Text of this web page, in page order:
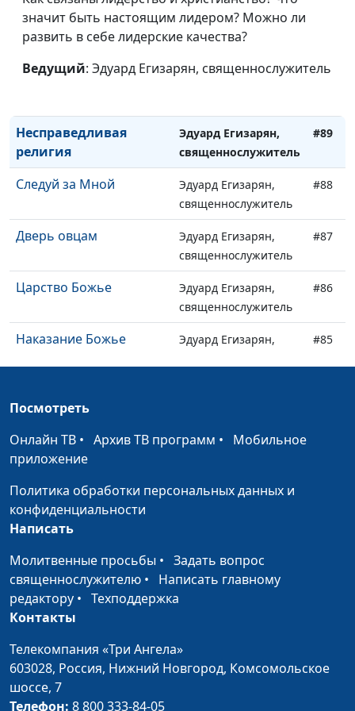
значит быть настоящим лидером? Можно ли
развить в себе лидерские качества?
Ведущий: Эдуард Егизарян, священнослужитель
Эдуард Егизарян,
Настоящая свобода
Несправедливая
религия
Эдуард Егизарян,
священнослужитель
#89
Следуй за Мной
Эдуард Егизарян,
священнослужитель
#88
Дверь овцам
Эдуард Егизарян,
священнослужитель
#87
Царство Божье
Эдуард Егизарян,
священнослужитель
#86
Наказание Божье
Эдуард Егизарян,
#85
Преобразование
сознания
Эдуард Егизарян,
Скрытое сокровище
Эдуард Егизарян,
священнослужитель
Четыре подхода к
жизни
Иисус - мой друг
Эдуард Егизарян,
священнослужитель
Гордость и смирение
Посмотреть
Онлайн ТВ • Архив ТВ программ • Мобильное
приложение
Политика обработки персональных данных и
конфиденциальности
Написать
Молитвенные просьбы • Задать вопрос
священнослужителю • Написать главному
редактору • Техподдержка
Контакты
Телекомпания «Три Ангела»
603028, Россия, Нижний Новгород, Комсомольское
шоссе, 7
Телефон: 8 800 333-84-05